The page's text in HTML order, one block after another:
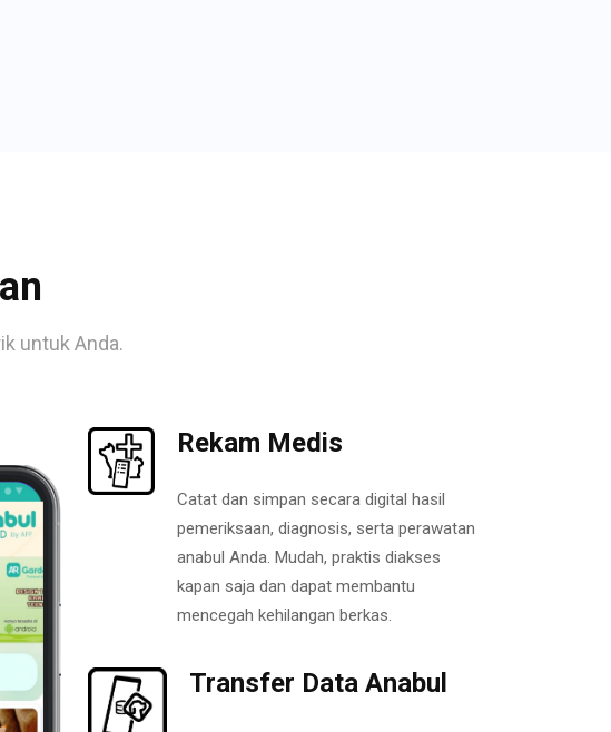
untuk Anda.
Rekam Medis
Catat dan simpan secara digital hasil
pemeriksaan, diagnosis, serta perawatan
anabul Anda. Mudah, praktis diakses
kapan saja dan dapat membantu
mencegah kehilangan berkas.
Transfer Data Anabul